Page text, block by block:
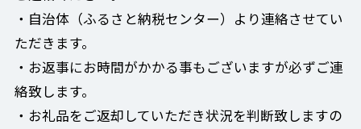
・自治体（ふるさと納税センター）より連絡させてい
ただきます。
・お返事にお時間がかかる事もございますが必ずご連
絡致します。
・お礼品をご返却していただき状況を判断致しますの